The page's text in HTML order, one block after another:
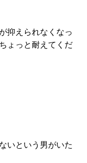
抑えられなくなっ
ょっと耐えてくだ
いという男がいた